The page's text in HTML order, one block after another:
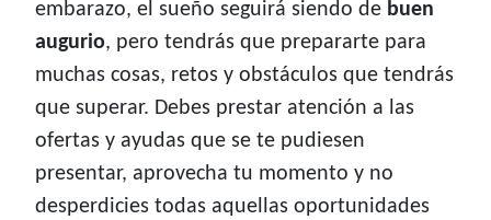
embarazo, el sueño seguirá siendo de buen
augurio, pero tendrás que prepararte para
muchas cosas, retos y obstáculos que tendrás
que superar. Debes prestar atención a las
ofertas y ayudas que se te pudiesen
presentar, aprovecha tu momento y no
desperdicies todas aquellas oportunidades